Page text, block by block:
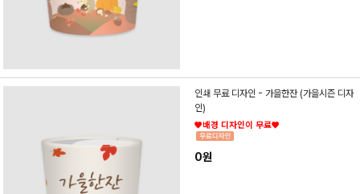
인쇄 무료 디자인 - 가을한잔 (가을시즌 디자
인)
♥배경 디자인이 무료♥
0원